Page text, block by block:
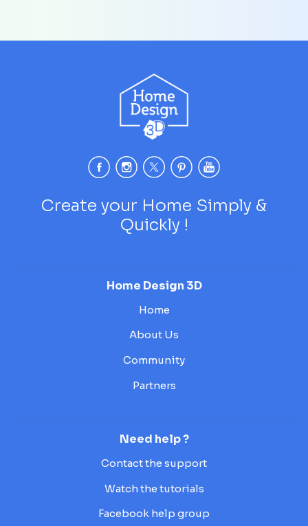
Create your Home Simply &
Quickly !
Home Design 3D
Home
About Us
Community
Partners
Need help ?
Contact the support
Watch the tutorials
Facebook help group